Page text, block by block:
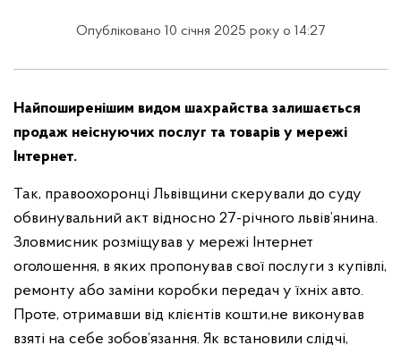
Опубліковано 10 січня 2025 року о 14:27
Найпоширенішим видом шахрайства залишається
продаж неіснуючих послуг та товарів у мережі
Інтернет.
Так, правоохоронці Львівщини скерували до суду
обвинувальний акт відносно 27-річного львів’янина.
Зловмисник розміщував у мережі Інтернет
оголошення, в яких пропонував свої послуги з купівлі,
ремонту або заміни коробки передач у їхніх авто.
Проте, отримавши від клієнтів кошти,не виконував
взяті на себе зобов’язання. Як встановили слідчі,